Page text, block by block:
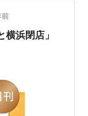
前
浜閉店」